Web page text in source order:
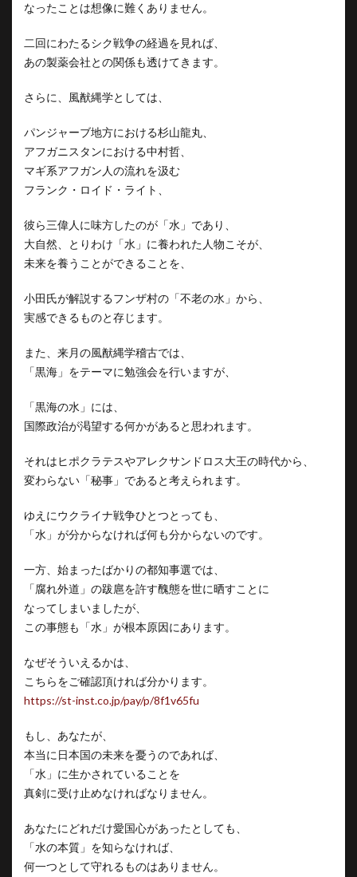
なったことは想像に難くありません。
二回にわたるシク戦争の経過を見れば、
あの製薬会社との関係も透けてきます。
さらに、風猷縄学としては、
パンジャーブ地方における杉山龍丸、
アフガニスタンにおける中村哲、
マギ系アフガン人の流れを汲む
フランク・ロイド・ライト、
彼ら三偉人に味方したのが「水」であり、
大自然、とりわけ「水」に養われた人物こそが、
未来を養うことができることを、
小田氏が解説するフンザ村の「不老の水」から、
実感できるものと存じます。
また、来月の風猷縄学稽古では、
「黒海」をテーマに勉強会を行いますが、
「黒海の水」には、
国際政治が渇望する何かがあると思われます。
それはヒポクラテスやアレクサンドロス大王の時代から、
変わらない「秘事」であると考えられます。
ゆえにウクライナ戦争ひとつとっても、
「水」が分からなければ何も分からないのです。
一方、始まったばかりの都知事選では、
「腐れ外道」の跋扈を許す醜態を世に晒すことに
なってしまいましたが、
この事態も「水」が根本原因にあります。
なぜそういえるかは、
こちらをご確認頂ければ分かります。
https://st-inst.co.jp/pay/p/8f1v65fu
もし、あなたが、
本当に日本国の未来を憂うのであれば、
「水」に生かされていることを
真剣に受け止めなければなりません。
あなたにどれだけ愛国心があったとしても、
「水の本質」を知らなければ、
何一つとして守れるものはありません。